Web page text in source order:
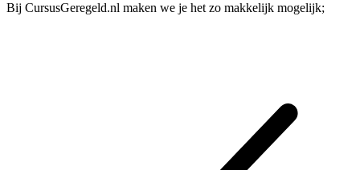
Bij CursusGeregeld.nl maken we je het zo makkelijk mogelijk;